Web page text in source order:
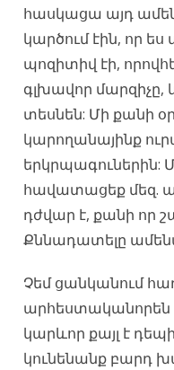
հասկացա այդ
կարծում էին, որ ես
պոզիտիվ էի,
գլխավոր մարզիչը,
տեսնեն: Մի քանի
կարողանայինք
երկրպագուներին:
հավատացեք մեզ.
դժվար է, քանի որ
Քննադատելը
Չեմ ցանկանում
արհեստականորեն
կարևոր քայլ է
կունենանք բարդ